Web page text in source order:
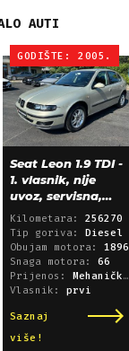
AUTI
GODIŠTE: 2005.
Seat Leon 1.9 TDI -
1. vlasnik, nije
uvoz, servisna,
klima, alu 15"
Kilometara: 256270
Tip goriva:
Diesel
Obujam motora: 1896
Snaga motora: 66
Prijenos:
Mehanički mjenjač
Vlasnik: prvi
Saznaj
više!